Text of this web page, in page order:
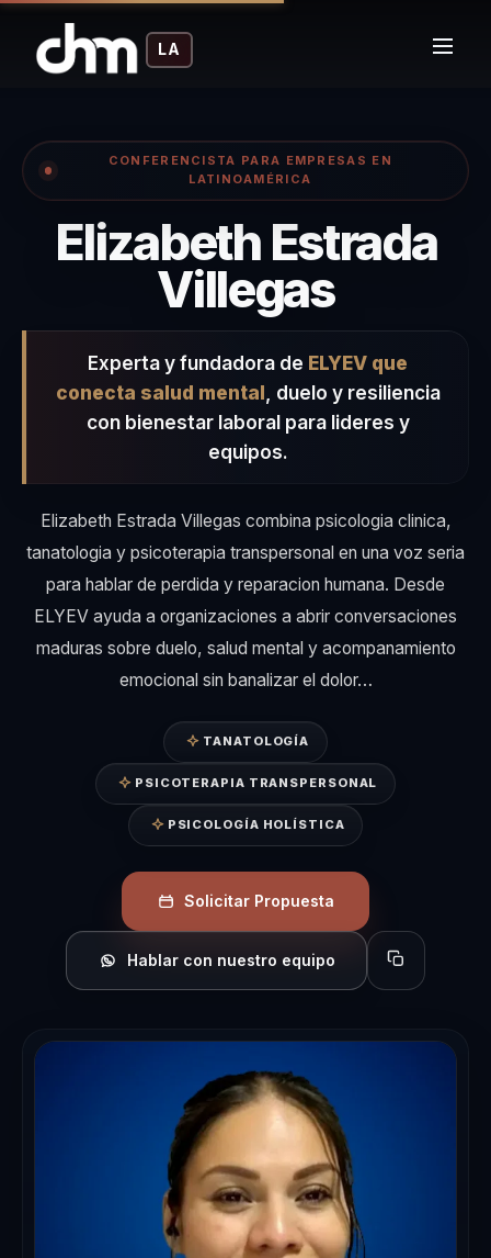
LA
CONFERENCISTA PARA EMPRESAS EN
LATINOAMÉRICA
Elizabeth Estrada
Villegas–
Experta y fundadora de ELYEV que
conecta salud mental , duelo y resiliencia
con bienestar laboral para lideres y
equipos.
Elizabeth Estrada Villegas combina psicologia clinica,
tanatologia y psicoterapia transpersonal en una voz seria
para hablar de perdida y reparacion humana. Desde
ELYEV ayuda a organizaciones a abrir conversaciones
maduras sobre duelo, salud mental y acompanamiento
emocional sin banalizar el dolor…
TANATOLOGÍA
PSICOTERAPIA TRANSPERSONAL
PSICOLOGÍA HOLÍSTICA
Solicitar Propuesta
Hablar con nuestro equipo Copiar perfil